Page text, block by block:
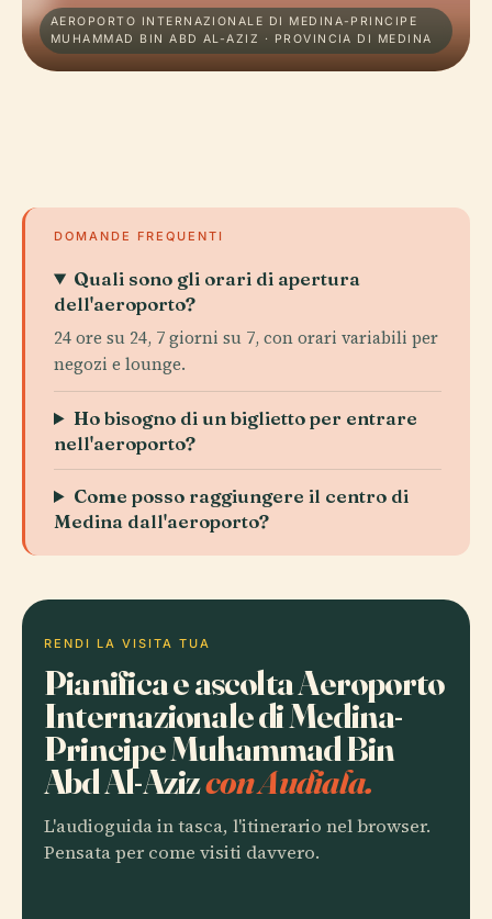
AEROPORTO INTERNAZIONALE DI MEDINA-PRINCIPE
MUHAMMAD BIN ABD AL-AZIZ · PROVINCIA DI MEDINA
DOMANDE FREQUENTI
Quali sono gli orari di apertura
dell'aeroporto?
24 ore su 24, 7 giorni su 7, con orari variabili per
negozi e lounge.
Ho bisogno di un biglietto per entrare
nell'aeroporto?
Come posso raggiungere il centro di
Medina dall'aeroporto?
RENDI LA VISITA TUA
Pianifica e ascolta Aeroporto
Internazionale di Medina-
Principe Muhammad Bin
Abd Al-Azizcon Audiala.
L'audioguida in tasca, l'itinerario nel browser.
Pensata per come visiti davvero.